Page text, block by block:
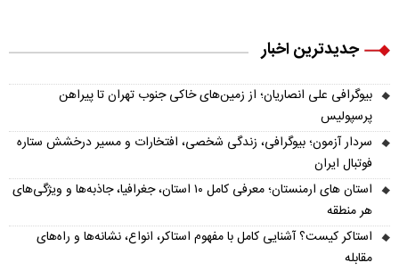
جدیدترین اخبار
بیوگرافی علی انصاریان؛ از زمین‌های خاکی جنوب تهران تا پیراهن
پرسپولیس
سردار آزمون؛ بیوگرافی، زندگی شخصی، افتخارات و مسیر درخشش ستاره
فوتبال ایران
استان های ارمنستان؛ معرفی کامل ۱۰ استان، جغرافیا، جاذبه‌ها و ویژگی‌های
هر منطقه
استاکر کیست؟ آشنایی کامل با مفهوم استاکر، انواع، نشانه‌ها و راه‌های
مقابله